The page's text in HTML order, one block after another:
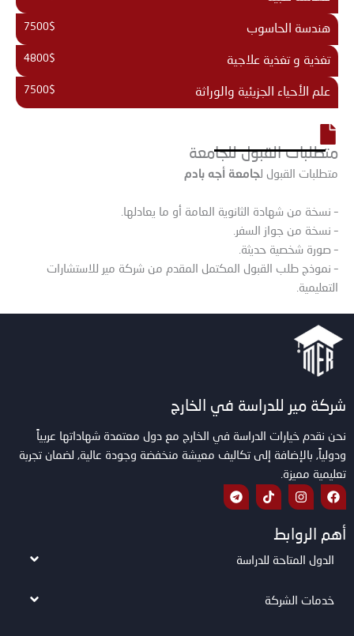
متطلبات القبول للجامعة
متطلبات القبول لجامعة أجه بادم
– نسخة من شهادة الثانوية العامة أو ما يعادلها.
– نسخة من جواز السفر.
– صورة شخصية حديثة.
– نموذج طلب القبول المكتمل المقدم من شركة مير للاستشارات
التعليمية.
هندسة الحاسوب 7500$
تغذية و تغذية علاجية 4800$
علم الأحياء الجزيئية والوراثة 7500$
شركة مير للدراسة في الخارج
نحن نقدم خيارات الدراسة في الخارج مع دول معتمدة شهاداتها عربياً
ودولياً, بالإضافة إلى تكاليف معيشة منخفضة وجودة عالية, لضمان تجربة
تعليمية مميزة.
أهم الروابط
الدول المتاحة للدراسة
خدمات الشركة